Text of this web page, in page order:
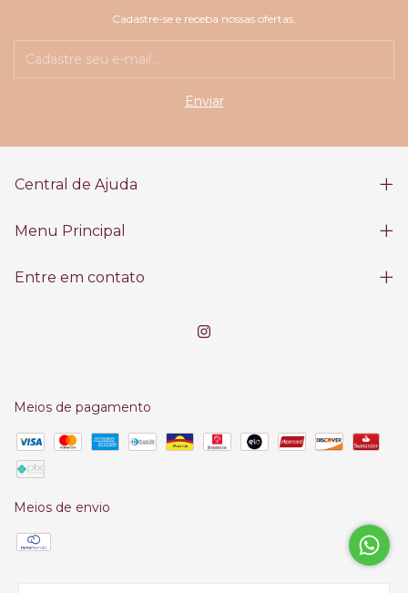
Cadastre-se e receba nossas ofertas.
Central de Ajuda
Menu Principal
Entre em contato
Meios de pagamento
Meios de envio